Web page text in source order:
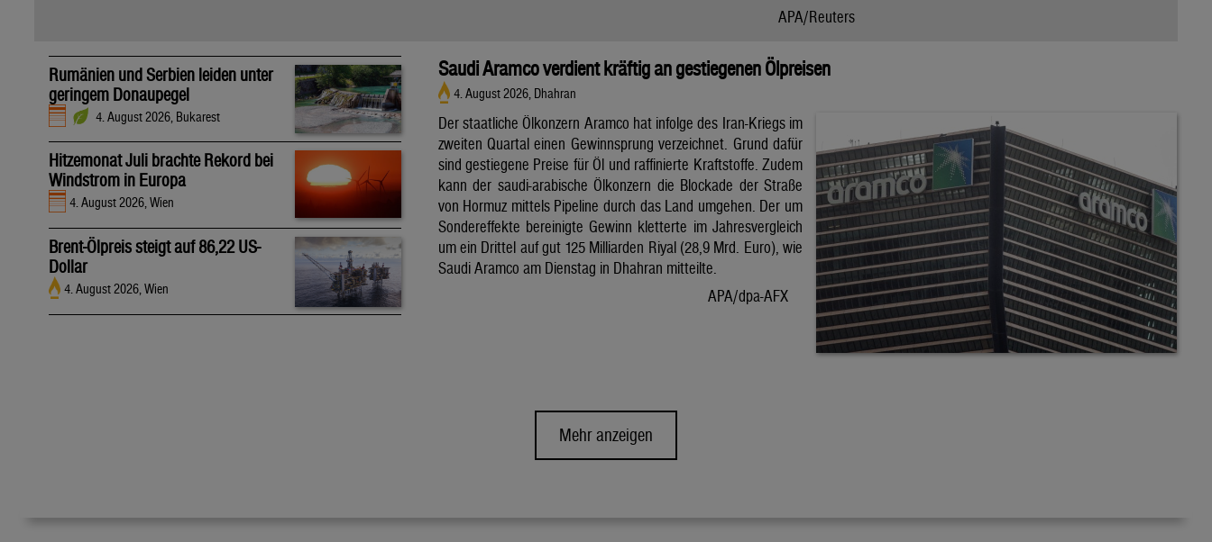
APA/Reuters
Rumänien und Serbien leiden unter
geringem Donaupegel
4. August 2026, Bukarest
Hitzemonat Juli brachte Rekord bei
Windstrom in Europa
4. August 2026, Wien
Brent-Ölpreis steigt auf 86,22 US-
Dollar
4. August 2026, Wien
Saudi Aramco verdient kräftig an gestiegenen Ölpreisen
4. August 2026, Dhahran
Der staatliche Ölkonzern Aramco hat infolge des Iran-Kriegs im
zweiten Quartal einen Gewinnsprung verzeichnet. Grund dafür
sind gestiegene Preise für Öl und raffinierte Kraftstoffe. Zudem
kann der saudi-arabische Ölkonzern die Blockade der Straße
von Hormuz mittels Pipeline durch das Land umgehen. Der um
Sondereffekte bereinigte Gewinn kletterte im Jahresvergleich
um ein Drittel auf gut 125 Milliarden Riyal (28,9 Mrd. Euro), wie
Saudi Aramco am Dienstag in Dhahran mitteilte.
APA/dpa-AFX
Mehr anzeigen